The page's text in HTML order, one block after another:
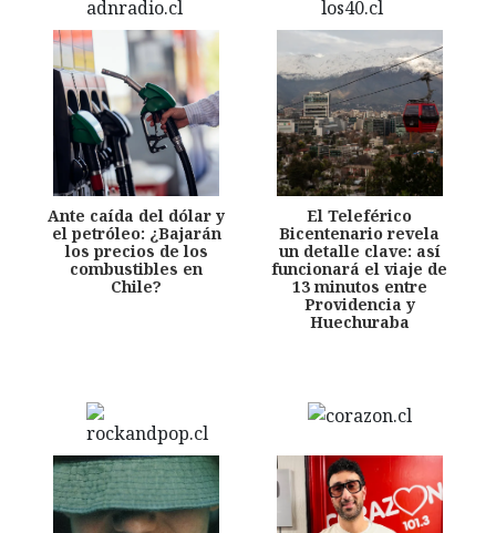
Ante caída del dólar y
el petróleo: ¿Bajarán
los precios de los
combustibles en
Chile?
El Teleférico
Bicentenario revela
un detalle clave: así
funcionará el viaje de
13 minutos entre
Providencia y
Huechuraba